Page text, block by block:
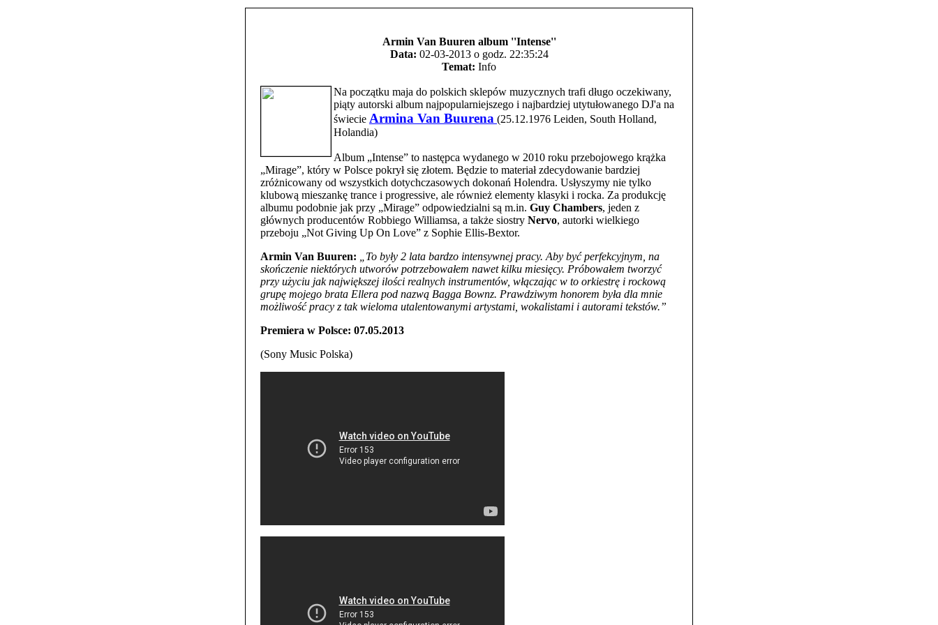
Armin Van Buuren album ''Intense''
Data: 02-03-2013 o godz. 22:35:24
Temat: Info
Na początku maja do polskich sklepów muzycznych trafi długo oczekiwany,
piąty autorski album najpopularniejszego i najbardziej utytułowanego DJ'a na
świecie Armina Van Buurena (25.12.1976 Leiden, South Holland,
Holandia)
Album „Intense” to następca wydanego w 2010 roku przebojowego krążka
„Mirage”, który w Polsce pokrył się złotem. Będzie to materiał zdecydowanie bardziej
zróżnicowany od wszystkich dotychczasowych dokonań Holendra. Usłyszymy nie tylko
klubową mieszankę trance i progressive, ale również elementy klasyki i rocka. Za produkcję
albumu podobnie jak przy „Mirage” odpowiedzialni są m.in. Guy Chambers, jeden z
głównych producentów Robbiego Williamsa, a także siostry Nervo, autorki wielkiego
przeboju „Not Giving Up On Love” z Sophie Ellis-Bextor.
Armin Van Buuren: „To były 2 lata bardzo intensywnej pracy. Aby być perfekcyjnym, na
skończenie niektórych utworów potrzebowałem nawet kilku miesięcy. Próbowałem tworzyć
przy użyciu jak największej ilości realnych instrumentów, włączając w to orkiestrę i rockową
grupę mojego brata Ellera pod nazwą Bagga Bownz. Prawdziwym honorem była dla mnie
możliwość pracy z tak wieloma utalentowanymi artystami, wokalistami i autorami tekstów.”
Premiera w Polsce: 07.05.2013
(Sony Music Polska)